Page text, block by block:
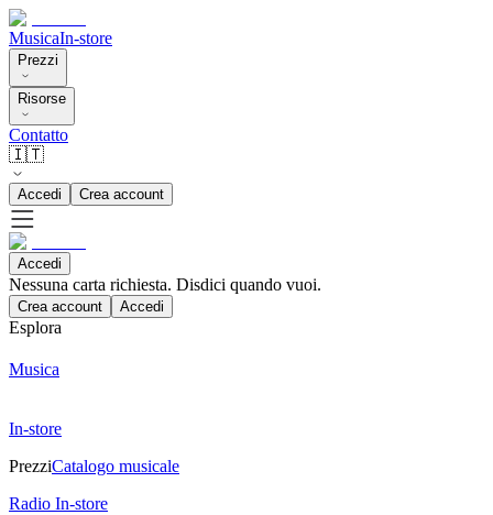
MusicaIn-store
Prezzi
Risorse
Contatto
🇮🇹
Accedi Crea account
Accedi
Nessuna carta richiesta. Disdici quando vuoi.
Crea account Accedi
Esplora
Musica
In-store
PrezziCatalogo musicale
Radio In-store